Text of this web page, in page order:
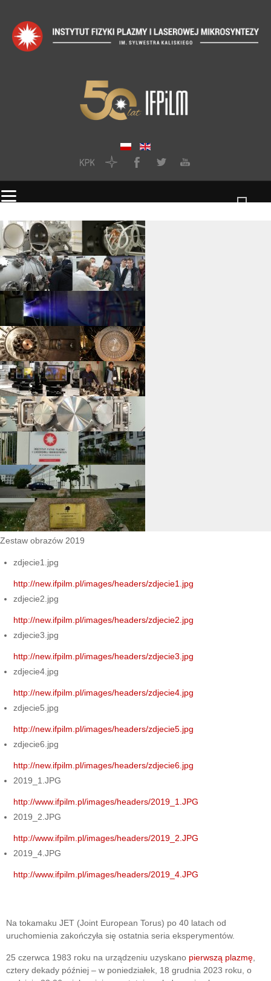
Zestaw obrazów 2019
zdjecie1.jpg
http://new.ifpilm.pl/images/headers/zdjecie1.jpg
zdjecie2.jpg
http://new.ifpilm.pl/images/headers/zdjecie2.jpg
zdjecie3.jpg
http://new.ifpilm.pl/images/headers/zdjecie3.jpg
zdjecie4.jpg
http://new.ifpilm.pl/images/headers/zdjecie4.jpg
zdjecie5.jpg
http://new.ifpilm.pl/images/headers/zdjecie5.jpg
zdjecie6.jpg
http://new.ifpilm.pl/images/headers/zdjecie6.jpg
2019_1.JPG
http://www.ifpilm.pl/images/headers/2019_1.JPG
2019_2.JPG
http://www.ifpilm.pl/images/headers/2019_2.JPG
2019_4.JPG
http://www.ifpilm.pl/images/headers/2019_4.JPG
Na tokamaku JET (Joint European Torus) po 40 latach od
uruchomienia zakończyła się ostatnia seria eksperymentów.
25 czerwca 1983 roku na urządzeniu uzyskano pierwszą plazmę,
cztery dekady później – w poniedziałek, 18 grudnia 2023 roku, o